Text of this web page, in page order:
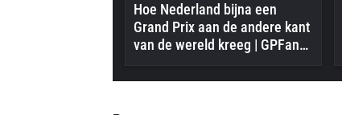
Hoe Nederland bijna een
Grand Prix aan de andere kant
van de wereld kreeg | GPFans
Special